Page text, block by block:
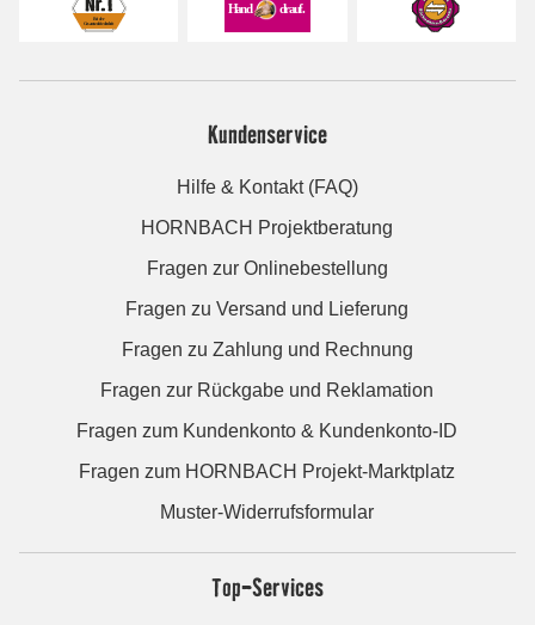
Kundenservice
Hilfe & Kontakt (FAQ)
HORNBACH Projektberatung
Fragen zur Onlinebestellung
Fragen zu Versand und Lieferung
Fragen zu Zahlung und Rechnung
Fragen zur Rückgabe und Reklamation
Fragen zum Kundenkonto & Kundenkonto-ID
Fragen zum HORNBACH Projekt-Marktplatz
Muster-Widerrufsformular
Top-Services